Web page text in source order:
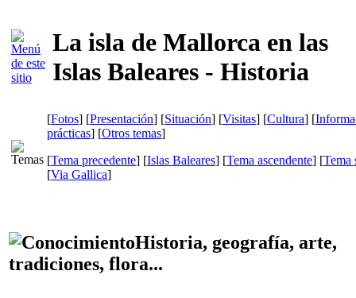
La isla de Mallorca en las
Islas Baleares - Historia
[Fotos] [Presentación] [Situación] [Visitas] [Cultura] [
prácticas] [Otros temas]
[Tema precedente] [Islas Baleares] [Tema ascendente] [Tema
[Via Gallica]
Historia, geografía, arte,
tradiciones, flora...